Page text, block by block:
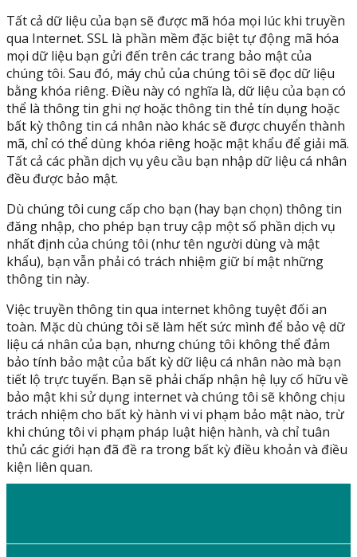
Tất cả dữ liệu của bạn sẽ được mã hóa mọi lúc khi truyền
qua Internet. SSL là phần mềm đặc biệt tự động mã hóa
mọi dữ liệu bạn gửi đến trên các trang bảo mật của
chúng tôi. Sau đó, máy chủ của chúng tôi sẽ đọc dữ liệu
bằng khóa riêng. Điều này có nghĩa là, dữ liệu của bạn có
thể là thông tin ghi nợ hoặc thông tin thẻ tín dụng hoặc
bất kỳ thông tin cá nhân nào khác sẽ được chuyển thành
mã, chỉ có thể dùng khóa riêng hoặc mật khẩu để giải mã.
Tất cả các phần dịch vụ yêu cầu bạn nhập dữ liệu cá nhân
đều được bảo mật.
Dù chúng tôi cung cấp cho bạn (hay bạn chọn) thông tin
đăng nhập, cho phép bạn truy cập một số phần dịch vụ
nhất định của chúng tôi (như tên người dùng và mật
khẩu), bạn vẫn phải có trách nhiệm giữ bí mật những
thông tin này.
Việc truyền thông tin qua internet không tuyệt đối an
toàn. Mặc dù chúng tôi sẽ làm hết sức mình để bảo vệ dữ
liệu cá nhân của bạn, nhưng chúng tôi không thể đảm
bảo tính bảo mật của bất kỳ dữ liệu cá nhân nào mà bạn
tiết lộ trực tuyến. Bạn sẽ phải chấp nhận hệ lụy cố hữu về
bảo mật khi sử dụng internet và chúng tôi sẽ không chịu
trách nhiệm cho bất kỳ hành vi vi phạm bảo mật nào, trừ
khi chúng tôi vi phạm pháp luật hiện hành, và chỉ tuân
thủ các giới hạn đã đề ra trong bất kỳ điều khoản và điều
kiện liên quan.